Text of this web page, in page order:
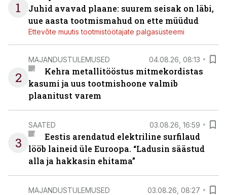
1
Juhid avavad plaane: suurem seisak on läbi,
uue aasta tootmismahud on ette müüdud
Ettevõte muutis tootmistöötajate palgasüsteemi
2
MAJANDUSTULEMUSED 04.08.26, 08:13
Kehra metallitööstus mitmekordistas
kasumi ja uus tootmishoone valmib
plaanitust varem
3
SAATED 03.08.26, 16:59
Eestis arendatud elektriline surfilaud
lööb laineid üle Euroopa. “Ladusin säästud
alla ja hakkasin ehitama”
MAJANDUSTULEMUSED 03.08.26, 08:27